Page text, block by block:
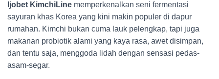
Ijobet KimchiLine memperkenalkan seni fermentasi
sayuran khas Korea yang kini makin populer di dapur
rumahan. Kimchi bukan cuma lauk pelengkap, tapi juga
makanan probiotik alami yang kaya rasa, awet disimpan,
dan tentu saja, menggoda lidah dengan sensasi pedas-
asam-segar.